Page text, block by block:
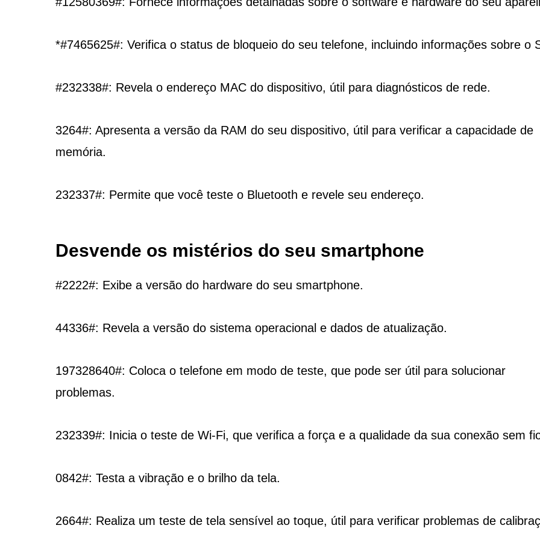
*#7465625#: Verifica o status de bloqueio do seu telefone, incluindo informações sobre o
#232338#: Revela o endereço MAC do dispositivo, útil para diagnósticos de rede.
3264#: Apresenta a versão da RAM do seu dispositivo, útil para verificar a capacidade de
memória.
232337#: Permite que você teste o Bluetooth e revele seu endereço.
Desvende os mistérios do seu smartphone
#2222#: Exibe a versão do hardware do seu smartphone.
44336#: Revela a versão do sistema operacional e dados de atualização.
197328640#: Coloca o telefone em modo de teste, que pode ser útil para solucionar
problemas.
232339#: Inicia o teste de Wi-Fi, que verifica a força e a qualidade da sua conexão sem
0842#: Testa a vibração e o brilho da tela.
2664#: Realiza um teste de tela sensível ao toque, útil para verificar problemas de